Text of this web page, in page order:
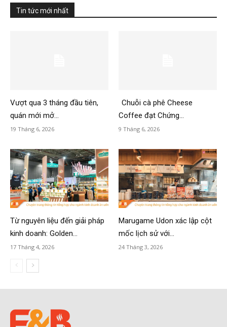
Tin tức mới nhất
Vượt qua 3 tháng đầu tiên,
quán mới mở...
19 Tháng 6, 2026
Chuỗi cà phê Cheese
Coffee đạt Chứng...
9 Tháng 6, 2026
Từ nguyên liệu đến giải pháp
kinh doanh: Golden...
17 Tháng 4, 2026
Marugame Udon xác lập cột
mốc lịch sử với...
24 Tháng 3, 2026